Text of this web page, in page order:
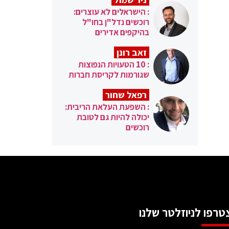
: הישראלים לא עוצרים:
רוכשים נדל"ן בחו"ל
בהיקפים אדירים
זאב רונן
: 10 הטעויות הנפוצות
שגורמות לקריסת חברות
רפאל שחור
: השפעת העלאת הריבית:
יכולה להיות גם לטובת
רוכשים
לניוזלטר שלנו